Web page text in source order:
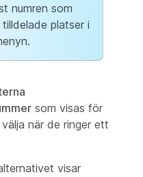
numren som
platser i
som visas för
när de ringer ett
visar